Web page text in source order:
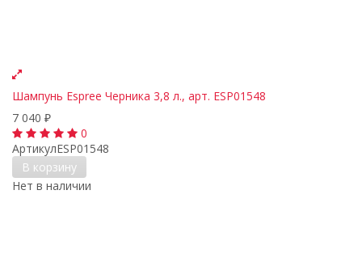
Шампунь Espree Черника 3,8 л., арт. ESP01548
7 040 ₽
0
АртикулESP01548
В корзину
Нет в наличии